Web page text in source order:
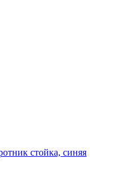
стойка, синяя